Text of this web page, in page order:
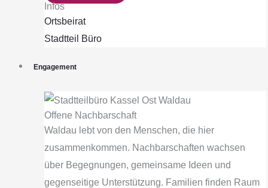
Infos
Ortsbeirat
Stadtteil Büro
Engagement
Offene Nachbarschaft
Waldau lebt von den Menschen, die hier
zusammenkommen. Nachbarschaften wachsen
über Begegnungen, gemeinsame Ideen und
gegenseitige Unterstützung. Familien finden Raum